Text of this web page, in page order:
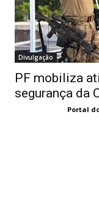
Divulgação
PF mobiliza
segurança da
Portal